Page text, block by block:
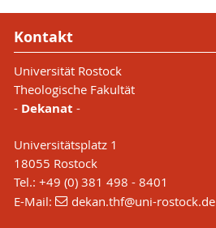
Kontakt
Universität Rostock
Theologische Fakultät
- Dekanat -
Universitätsplatz 1
18055 Rostock
Tel.: +49 (0) 381 498 - 8401
E-Mail:
dekan.thf@uni-rostock.de